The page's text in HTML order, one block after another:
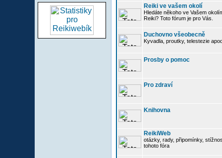
Reiki ve vašem okolí
Hledáte někoho ve Vašem
Reiki? Toto fórum je pro Vás.
Duchovno všeobecně
Kyvadla, proutky, telestezie
Prosby o pomoc
Pro zdraví
Knihovna
ReikiWeb
otázky, rady, připomínky,
tohoto fóra